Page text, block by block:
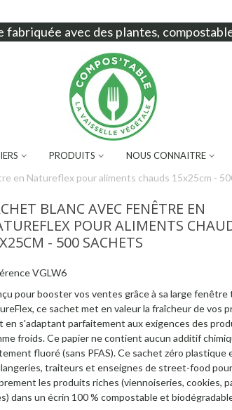
fabriquée avec des plantes,
PRODUITS NOUS CONNAITRE
en Natureflex pour aliments chauds 15x25cm -
BLANC AVEC FENÊTRE EN
POUR ALIMENTS
- 500 SACHETS
VGLW6
pour booster vos ventes grâce à sa large fenêtre
ce sachet met en valeur la fraîcheur de vos
en s'adaptant parfaitement aux exigences des
froids. Ce papier ne contient aucun additif
fluoré (sans PFAS). Ce sachet zéro plastique
traiteurs et enseignes de street-food
les produits riches (viennoiseries, cookies,
dans un écrin 100 % compostable et